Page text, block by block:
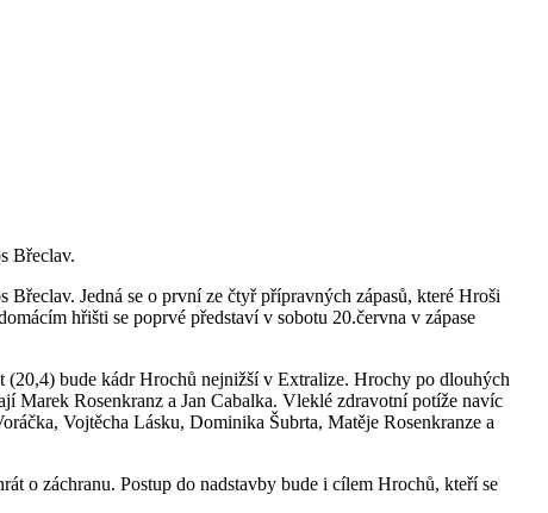
Břeclav.
Jedná se o první ze čtyř přípravných zápasů, které Hroši
hřišti se poprvé představí v sobotu 20.června v zápase
(20,4) bude kádr Hrochů nejnižší v Extralize. Hrochy po dlouhých
Marek Rosenkranz a Jan Cabalka. Vleklé zdravotní potíže navíc
Vojtěcha Lásku, Dominika Šubrta, Matěje Rosenkranze a
o záchranu. Postup do nadstavby bude i cílem Hrochů, kteří se